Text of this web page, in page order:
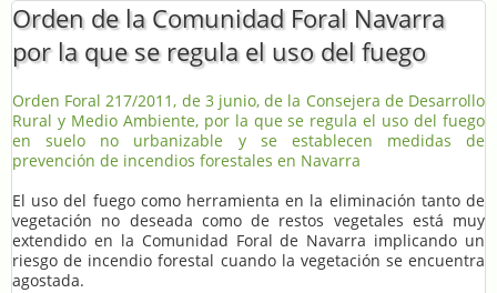
Orden de la Comunidad Foral Navarra
por la que se regula el uso del fuego
Orden Foral 217/2011, de 3 junio, de la Consejera de Desarrollo
Rural y Medio Ambiente, por la que se regula el uso del fuego
en suelo no urbanizable y se establecen medidas de
prevención de incendios forestales en Navarra
El uso del fuego como herramienta en la eliminación tanto de
vegetación no deseada como de restos vegetales está muy
extendido en la Comunidad Foral de Navarra implicando un
riesgo de incendio forestal cuando la vegetación se encuentra
agostada.